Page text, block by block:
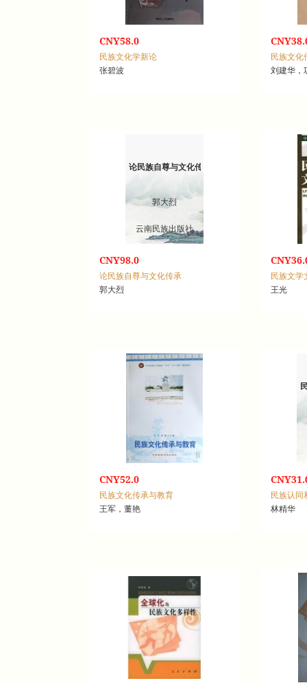
CNY58.0
民族文化学新论
张碧波
民族文化
刘建华，
论民族自尊与文化传承
郭大烈
云南民族出版社
CNY98.0
论民族自尊与文化传承
郭大烈
民族文学
王光
CNY52.0
民族文化传承与教育
王军，董艳
林精华